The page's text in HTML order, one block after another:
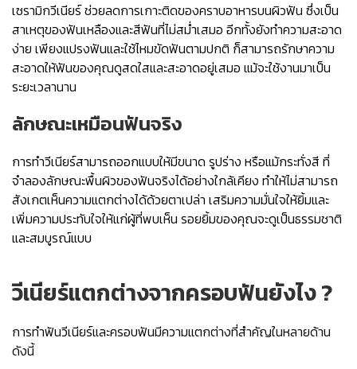
เซรามิกวีเนียร์ ช่วยลดการเกาะติดของคราบอาหารบนผิวฟัน ซึ่งเป็น
สาเหตุของฟันเหลืองและสีฟันที่ไม่สม่ำเสมอ อีกทั้งยังทำความสะอาด
ง่าย เพียงแปรงฟันและใช้ไหมขัดฟันตามปกติ ก็สามารถรักษาความ
สะอาดให้ฟันของคุณดูสดใสและสะอาดอยู่เสมอ แม้จะใช้งานมาเป็น
ระยะเวลานาน
ลักษณะเหมือนฟันจริง
การทำวีเนียร์สามารถออกแบบให้มีขนาด รูปร่าง หรือแม้กระทั่งสี ที่
จำลองลักษณะพื้นผิวของฟันจริงได้อย่างใกล้เคียง ทำให้ไม่สามารถ
สังเกตเห็นความแตกต่างได้ด้วยตาเปล่า เสริมความมั่นใจให้ยิ้มและ
เพิ่มความประทับใจให้แก่ผู้ที่พบเห็น รอยยิ้มของคุณจะดูเป็นธรรมชาติ
และสมบูรณ์แบบ
วีเนียร์แตกต่างจากครอบฟันยังไง ?
การทำฟันวีเนียร์และครอบฟันมีความแตกต่างที่สำคัญในหลายด้าน
ดังนี้